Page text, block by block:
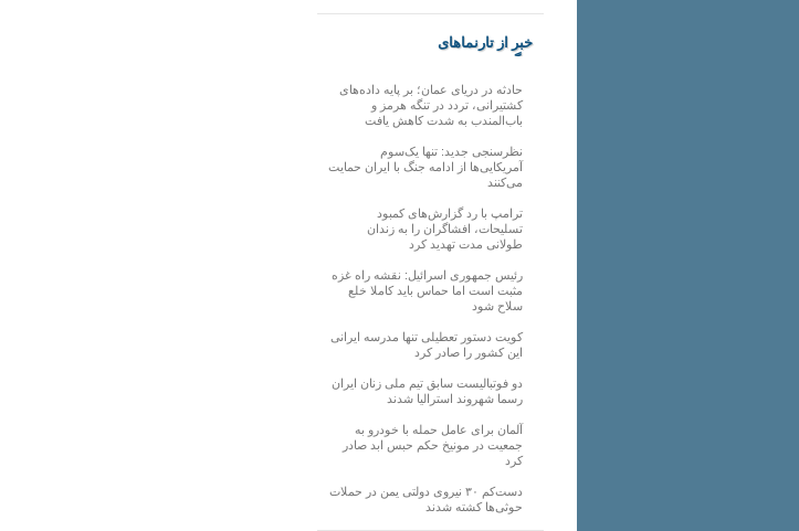
خبر از تارنماهای
دیگر
حادثه در دریای عمان؛ بر پایه داده‌های
کشتیرانی، تردد در تنگه هرمز و
باب‌المندب به شدت کاهش یافت
نظرسنجی جدید: تنها یک‌سوم
آمریکایی‌ها از ادامه جنگ با ایران حمایت
می‌کنند
ترامپ با رد گزارش‌های کمبود
تسلیحات، افشاگران را به زندان
طولانی مدت تهدید کرد
رئیس‌ جمهوری اسرائیل: نقشه راه غزه
مثبت است اما حماس باید کاملا خلع
سلاح شود
کویت دستور تعطیلی تنها مدرسه ایرانی
این کشور را صادر کرد
دو فوتبالیست سابق تیم ملی زنان ایران
رسما شهروند استرالیا شدند
آلمان برای عامل حمله با خودرو به
جمعیت در مونیخ حکم حبس ابد صادر
کرد
دست‌کم ۳۰ نیروی دولتی یمن در حملات
حوثی‌ها کشته شدند